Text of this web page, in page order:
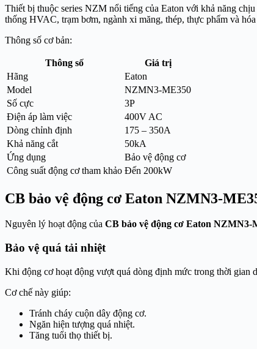
Thiết bị thuộc series NZM nổi tiếng của Eaton với khả năng
thống HVAC, trạm bơm, ngành xi măng, thép, thực phẩm và hóa
Thông số cơ bản:
Thông số
Giá trị
Hãng
Eaton
Model
NZMN3-ME350
Số cực
3P
Điện áp làm việc
400V AC
Dòng chỉnh định
175 – 350A
Khả năng cắt
50kA
Ứng dụng
Bảo vệ động cơ
Công suất động cơ tham khảo Đến 200kW
CB bảo vệ động cơ Eaton NZMN3-
Nguyên lý hoạt động của CB bảo vệ động cơ Eaton NZMN3-
Bảo vệ quá tải nhiệt
Khi động cơ hoạt động vượt quá dòng định mức trong thời gian
Cơ chế này giúp:
Tránh cháy cuộn dây động cơ.
Ngăn hiện tượng quá nhiệt.
Tăng tuổi thọ thiết bị.